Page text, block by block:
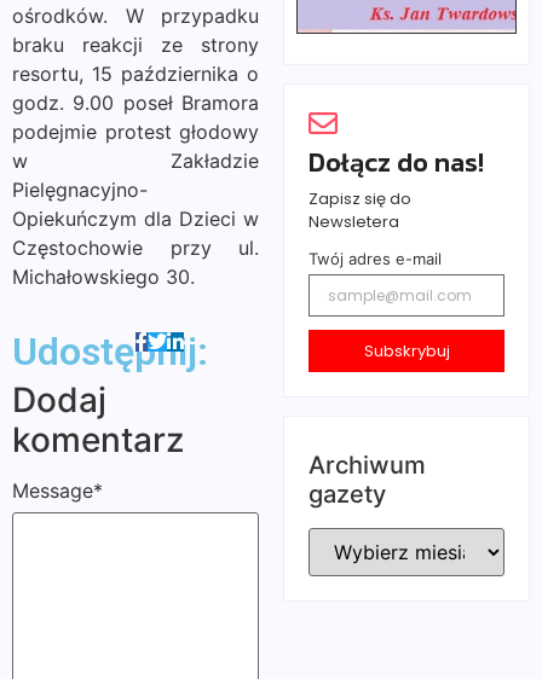
ośrodków. W przypadku
braku reakcji ze strony
resortu, 15 października o
godz. 9.00 poseł Bramora
podejmie protest głodowy
w Zakładzie
Pielęgnacyjno-
Opiekuńczym dla Dzieci w
Częstochowie przy ul.
Michałowskiego 30.
Udostępnij:
Dodaj
komentarz
Message*
Dołącz do nas!
Zapisz się do
Newsletera
Twój adres e-mail
Subskrybuj
Archiwum
gazety